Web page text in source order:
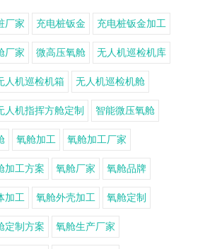
厂家 充电桩钣金 充电桩钣金加工
厂家 微高压氧舱 无人机巡检机库
人机巡检机箱 无人机巡检机舱
人机指挥方舱定制 智能微压氧舱
氧舱加工 氧舱加工厂家
加工方案 氧舱厂家 氧舱品牌
加工 氧舱外壳加工 氧舱定制
定制方案 氧舱生产厂家